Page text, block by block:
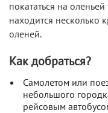
покататься на
находится
оленей.
Как добраться?
Самолетом или
небольшого
рейсовым